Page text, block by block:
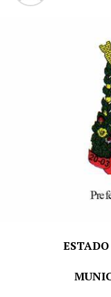
horário e local a
“Nós, como
prefeito Oregino,
e que motivava a
desenvolvimento
Persch, de Bom
amigo Oregino
“Há situações na
por aí. No caso
ensinamentos
prefeito Oregino.